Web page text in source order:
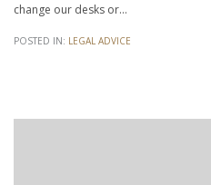
change our desks or…
POSTED IN: LEGAL ADVICE